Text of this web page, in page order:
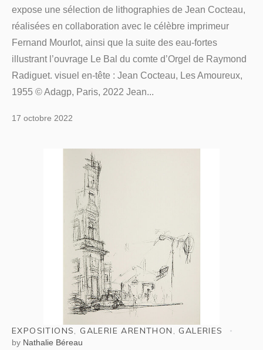
expose une sélection de lithographies de Jean Cocteau,
réalisées en collaboration avec le célèbre imprimeur
Fernand Mourlot, ainsi que la suite des eau-fortes
illustrant l’ouvrage Le Bal du comte d’Orgel de Raymond
Radiguet. visuel en-tête : Jean Cocteau, Les Amoureux,
1955 © Adagp, Paris, 2022 Jean...
17 octobre 2022
EXPOSITIONS, GALERIE ARENTHON , GALERIES
by Nathalie Béreau